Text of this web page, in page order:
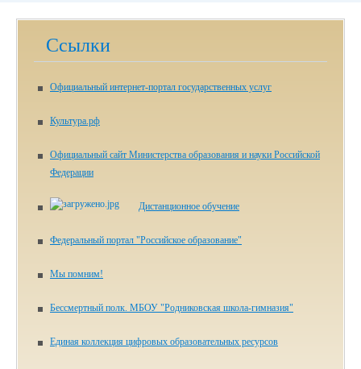
Ссылки
Официальный интернет-портал государственных услуг
Культура.рф
Официальный сайт Министерства образования и науки Российской
Федерации
Дистанционное обучение
Федеральный портал "Российское образование"
Мы помним!
Бессмертный полк. МБОУ "Родниковская школа-гимназия"
Единая коллекция цифровых образовательных ресурсов